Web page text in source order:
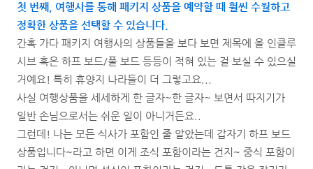
첫 번째,
여행사를 통해 패키지 상품을 예약할 때 훨씬 수월하고
정확한 상품을 선택할 수 있습니다.
간혹 가다 패키지 여행사의 상품들을 보다 보면 제목에 올 인클루
시브 혹은 하프 보드/풀 보드 등등이 적혀 있는 걸 보실 수 있으실
거예요! 특히 휴양지 나라들이 더 그렇고요...
사실 여행상품을 세세하게 한 글자~한 글자~ 보면서 따지기가
일반 손님으로서는 쉬운 일이 아니거든요..
그런데! 나는 모든 식사가 포함인 줄 알았는데 갑자기 하프 보드
상품입니다~라고 하면 이게 조식 포함이라는 건지~ 중식 포함이